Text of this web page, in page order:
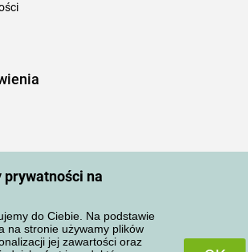
prywatności na
do Ciebie. Na podstawie
na stronie używamy plików
jej zawartości oraz
recenzji